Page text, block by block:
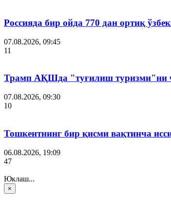
Россияда бир ойда 770 дан ортиқ
07.08.2026, 09:45
11
Трамп АҚШда "туғилиш туризми"ни
07.08.2026, 09:30
10
Тошкентнинг бир қисми вақтинча
06.08.2026, 19:09
47
Юклаш...
×